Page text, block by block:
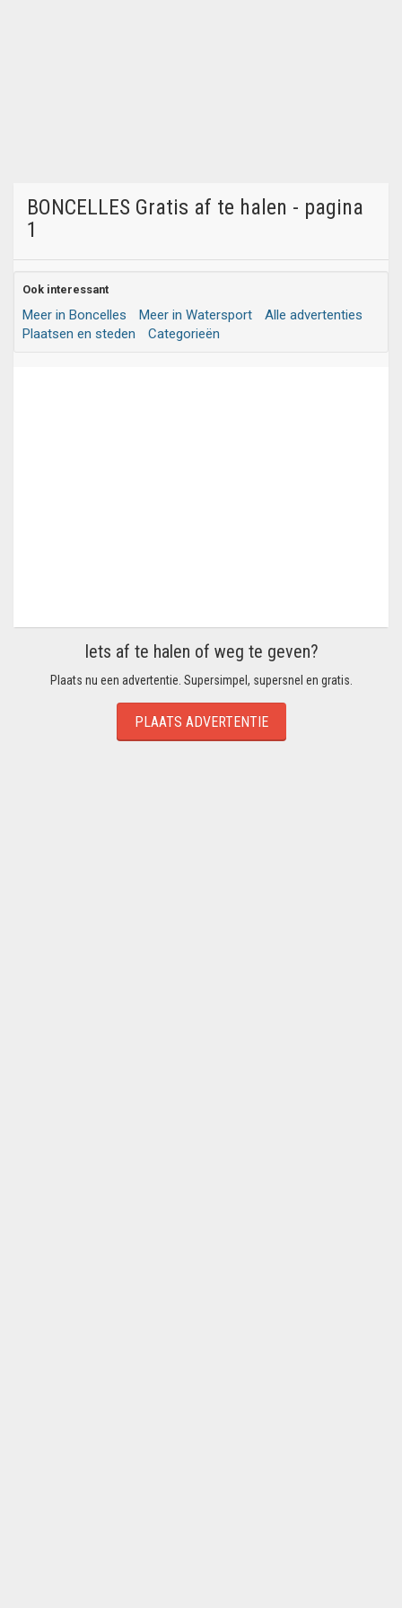
BONCELLES Gratis af te halen - pagina
1
Ook interessant
Meer in Boncelles Meer in Watersport
Alle advertenties
Plaatsen en steden
Categorieën
Iets af te halen of weg te geven?
Plaats nu een advertentie. Supersimpel, supersnel en gratis.
PLAATS ADVERTENTIE